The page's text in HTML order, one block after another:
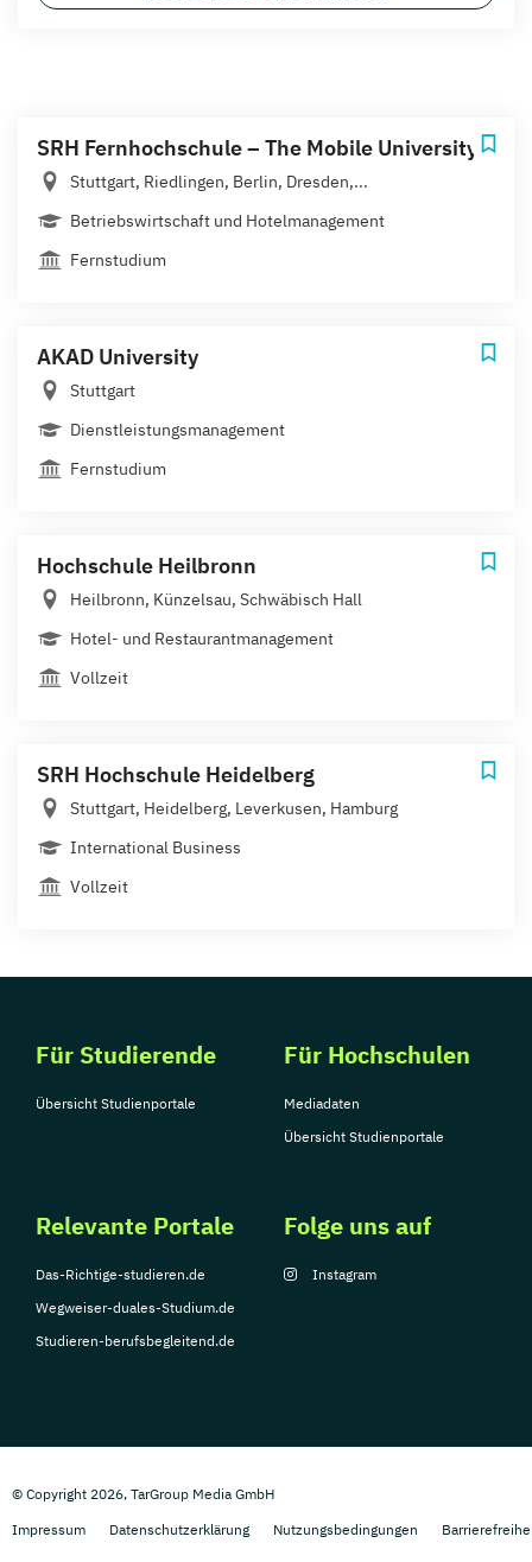
SRH Fernhochschule – The Mobile University
Stuttgart, Riedlingen, Berlin, Dresden,...
Betriebswirtschaft und Hotelmanagement
Fernstudium
AKAD University
Stuttgart
Dienstleistungsmanagement
Fernstudium
Hochschule Heilbronn
Heilbronn, Künzelsau, Schwäbisch Hall
Hotel- und Restaurantmanagement
Vollzeit
SRH Hochschule Heidelberg
Stuttgart, Heidelberg, Leverkusen, Hamburg
International Business
Vollzeit
Für Studierende
Übersicht Studienportale
Für Hochschulen
Mediadaten
Übersicht Studienportale
Relevante Portale
Das-Richtige-studieren.de
Wegweiser-duales-Studium.de
Studieren-berufsbegleitend.de
Folge uns auf
Instagram
© Copyright 2026, TarGroup Media GmbH
Impressum
Datenschutzerklärung Nutzungsbedingungen